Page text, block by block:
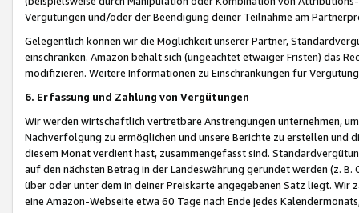
Vergütungen und/oder der Beendigung deiner Teilnahme am
Gelegentlich können wir die Möglichkeit unserer Partner,
einschränken. Amazon behält sich (ungeachtet etwaiger Fristen) das
modifizieren. Weitere Informationen zu Einschränkungen für
6. Erfassung und Zahlung von Vergütungen
Wir werden wirtschaftlich vertretbare Anstrengungen unternehmen,
Nachverfolgung zu ermöglichen und unsere Berichte zu erstellen und
diesem Monat verdient hast, zusammengefasst sind.
auf den nächsten Betrag in der Landeswährung gerundet werden (z.
über oder unter dem in deiner Preiskarte angegebenen Satz liegt.
eine Amazon-Webseite etwa 60 Tage nach Ende jedes